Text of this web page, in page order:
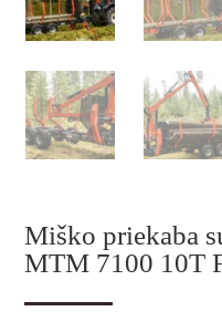
Miško priekaba
MTM 7100 10T